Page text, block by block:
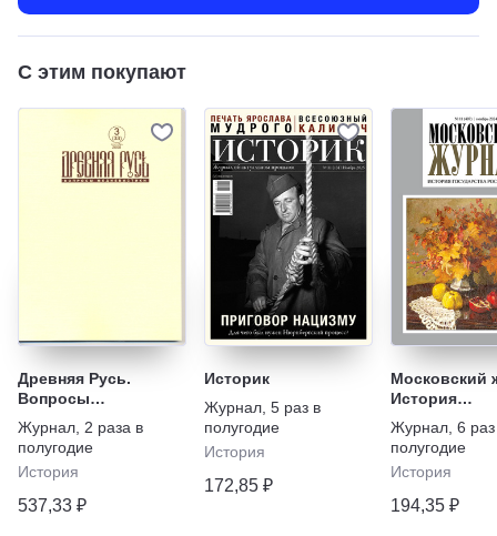
С этим покупают
Древняя Русь.
Вопросы
медиевистики
Журнал 2 раза в
полугодие
История
537,33 ₽
Историк
Журнал 5 раз в
полугодие
История
172,85 ₽
Московский
История
государства
Российского.
Ежемесячное
издание
Журнал 6
полугодие
История
194,35 ₽